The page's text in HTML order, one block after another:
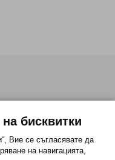
бисквитки
Вие се съгласявате да
на навигацията,